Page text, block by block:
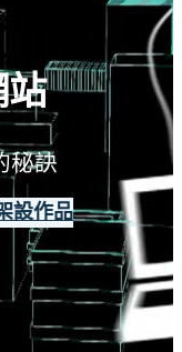
秘訣
設作品